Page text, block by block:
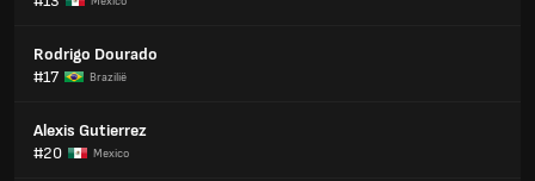
Rodrigo Dourado
#17
Brazilië
Alexis Gutierrez
#20
Mexico